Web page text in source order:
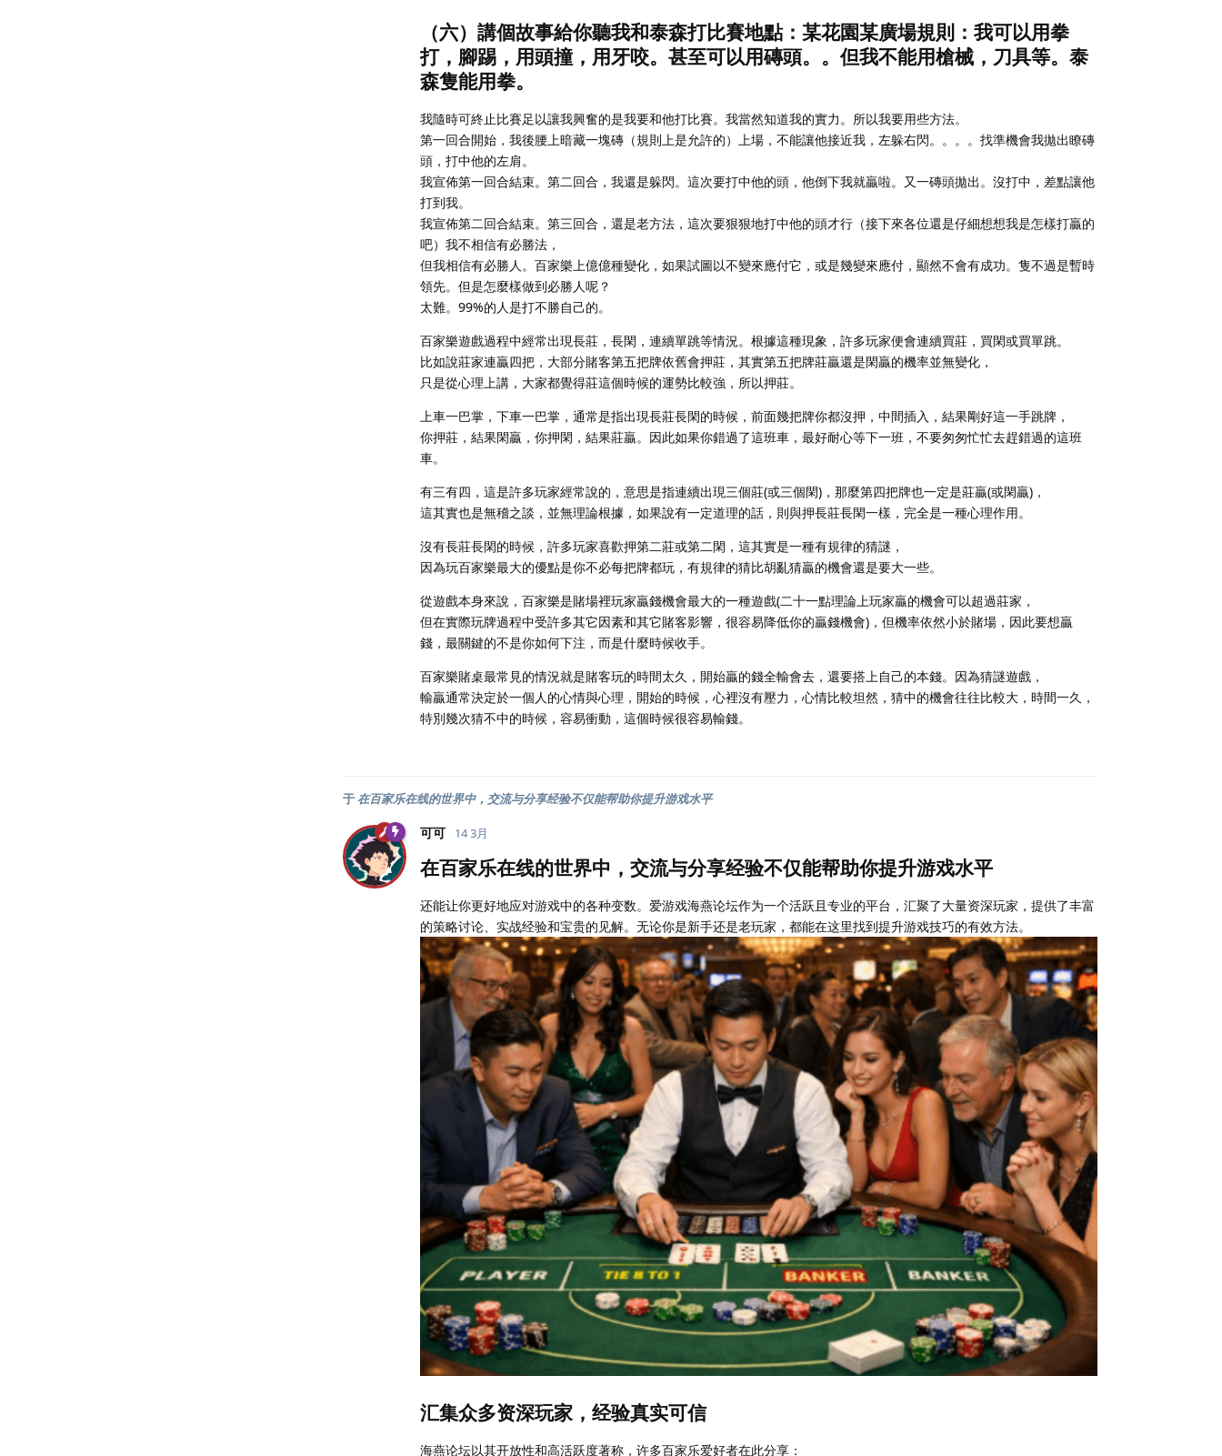
（六）講個故事給你聽我和泰森打比賽地點：某花園某廣場規則：我可以用拳
打，腳踢，用頭撞，用牙咬。甚至可以用磚頭。。但我不能用槍械，刀具等。泰
森隻能用拳。
我隨時可終止比賽足以讓我興奮的是我要和他打比賽。我當然知道我的實力。所以我要用些方法。
第一回合開始，我後腰上暗藏一塊磚（規則上是允許的）上場，不能讓他接近我，左躲右閃。。。。找準機會我拋出瞭磚
頭，打中他的左肩。
我宣佈第一回合結束。第二回合，我還是躲閃。這次要打中他的頭，他倒下我就贏啦。又一磚頭拋出。沒打中，差點讓他
打到我。
我宣佈第二回合結束。第三回合，還是老方法，這次要狠狠地打中他的頭才行（接下來各位還是仔細想想我是怎樣打贏的
吧）我不相信有必勝法，
但我相信有必勝人。百家樂上億億種變化，如果試圖以不變來應付它，或是幾變來應付，顯然不會有成功。隻不過是暫時
領先。但是怎麼樣做到必勝人呢？
太難。99%的人是打不勝自己的。
百家樂遊戲過程中經常出現長莊，長閑，連續單跳等情況。根據這種現象，許多玩家便會連續買莊，買閑或買單跳。
比如說莊家連贏四把，大部分賭客第五把牌依舊會押莊，其實第五把牌莊贏還是閑贏的機率並無變化，
只是從心理上講，大家都覺得莊這個時候的運勢比較強，所以押莊。
上車一巴掌，下車一巴掌，通常是指出現長莊長閑的時候，前面幾把牌你都沒押，中間插入，結果剛好這一手跳牌，
你押莊，結果閑贏，你押閑，結果莊贏。因此如果你錯過了這班車，最好耐心等下一班，不要匆匆忙忙去趕錯過的這班
車。
有三有四，這是許多玩家經常說的，意思是指連續出現三個莊(或三個閑)，那麼第四把牌也一定是莊贏(或閑贏)，
這其實也是無稽之談，並無理論根據，如果說有一定道理的話，則與押長莊長閑一樣，完全是一種心理作用。
沒有長莊長閑的時候，許多玩家喜歡押第二莊或第二閑，這其實是一種有規律的猜謎，
因為玩百家樂最大的優點是你不必每把牌都玩，有規律的猜比胡亂猜贏的機會還是要大一些。
從遊戲本身來說，百家樂是賭場裡玩家贏錢機會最大的一種遊戲(二十一點理論上玩家贏的機會可以超過莊家，
但在實際玩牌過程中受許多其它因素和其它賭客影響，很容易降低你的贏錢機會)，但機率依然小於賭場，因此要想贏
錢，最關鍵的不是你如何下注，而是什麼時候收手。
百家樂賭桌最常見的情況就是賭客玩的時間太久，開始贏的錢全輸會去，還要搭上自己的本錢。因為猜謎遊戲，
輸贏通常決定於一個人的心情與心理，開始的時候，心裡沒有壓力，心情比較坦然，猜中的機會往往比較大，時間一久，
特別幾次猜不中的時候，容易衝動，這個時候很容易輸錢。
于在百家乐在线的世界中，交流与分享经验不仅能帮助你提升游戏水平
可可 14 3月
在百家乐在线的世界中，交流与分享经验不仅能帮助你提升游戏水平
还能让你更好地应对游戏中的各种变数。爱游戏海燕论坛作为一个活跃且专业的平台，汇聚了大量资深玩家，提供了丰富
的策略讨论、实战经验和宝贵的见解。无论你是新手还是老玩家，都能在这里找到提升游戏技巧的有效方法。
汇集众多资深玩家，经验真实可信
海燕论坛以其开放性和高活跃度著称，许多百家乐爱好者在此分享：